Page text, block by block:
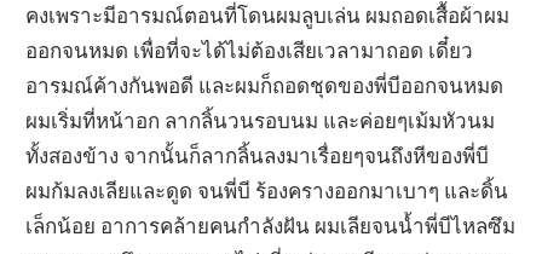
คงเพราะมีอารมณ์ตอนที่โดนผมลูบเล่น ผมถอดเสื้อผ้าผม
ออกจนหมด เพื่อที่จะได้ไม่ต้องเสียเวลามาถอด เดี๋ยว
อารมณ์ค้างกันพอดี และผมก็ถอดชุดของพี่บีออกจนหมด
ผมเริ่มที่หน้าอก ลากลิ้นวนรอบนม และค่อยๆเม้มหัวนม
ทั้งสองข้าง จากนั้นก็ลากลิ้นลงมาเรื่อยๆจนถึงหีของพี่บี
ผมก้มลงเลียและดูด จนพี่บี ร้องครางออกมาเบาๆ และดิ้น
เล็กน้อย อาการคล้ายคนกำลังฝัน ผมเลียจนน้ำพี่บีไหลซึม